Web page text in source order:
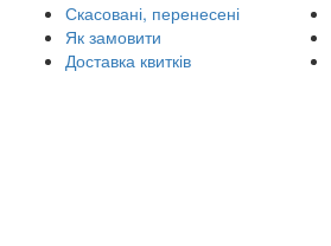
Скасовані, перенесені
Як замовити
Доставка квитків